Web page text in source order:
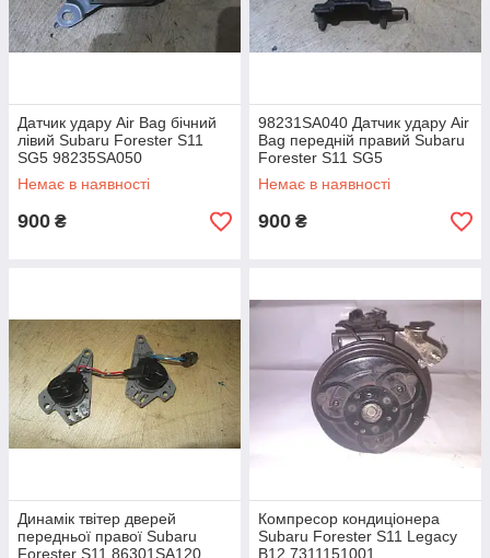
Датчик удару Air Bag бічний
лівий Subaru Forester S11
SG5 98235SA050
Немає в наявності
900 ₴
98231SA040 Датчик удару Air
Bag передній правий Subaru
Forester S11 SG5
Немає в наявності
900 ₴
Динамік твітер дверей
передньої правої Subaru
Forester S11 86301SA120
Компресор кондиціонера
Subaru Forester S11 Legacy
B12 7311151001